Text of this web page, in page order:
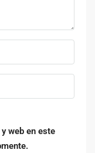
web en este